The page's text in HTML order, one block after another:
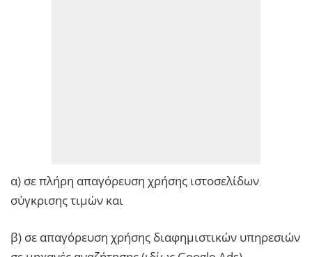
α) σε πλήρη απαγόρευση χρήσης ιστοσελίδων
σύγκρισης τιμών και
β) σε απαγόρευση χρήσης διαφημιστικών υπηρεσιών